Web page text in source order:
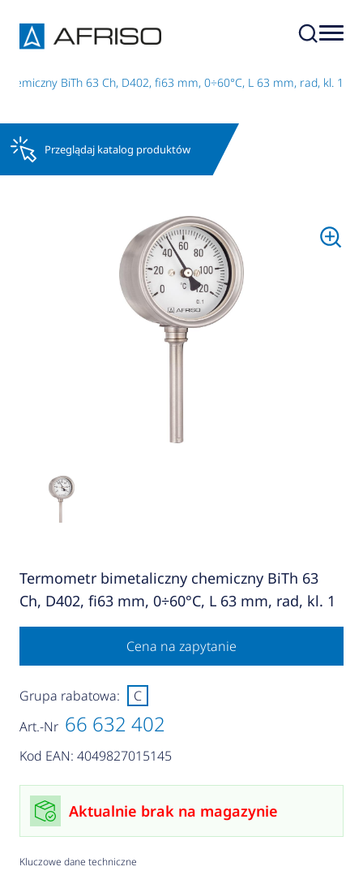
BiTh 63 Ch, D402, fi63 mm, 0÷60°C, L 63 mm, rad, kl. 1
Przeglądaj katalog produktów
Termometr bimetaliczny chemiczny BiTh 63
Ch, D402, fi63 mm, 0÷60°C, L 63 mm, rad, kl. 1
Cena na zapytanie
Art.-Nr 66 632 402
Kod EAN: 4049827015145
Grupa rabatowa: C
Aktualnie brak na magazynie
Kluczowe dane techniczne